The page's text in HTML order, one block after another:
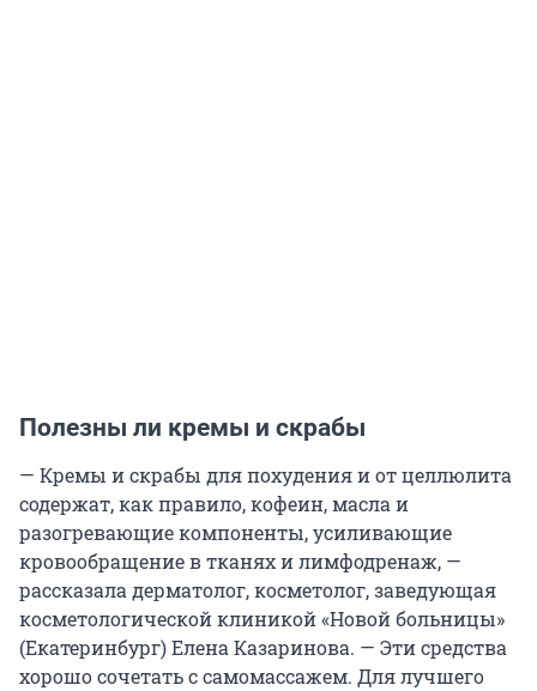
Полезны ли кремы и скрабы
— Кремы и скрабы для похудения и от целлюлита
содержат, как правило, кофеин, масла и
разогревающие компоненты, усиливающие
кровообращение в тканях и лимфодренаж, —
рассказала дерматолог, косметолог, заведующая
косметологической клиникой «Новой больницы»
(Екатеринбург) Елена Казаринова. — Эти средства
хорошо сочетать с самомассажем. Для лучшего